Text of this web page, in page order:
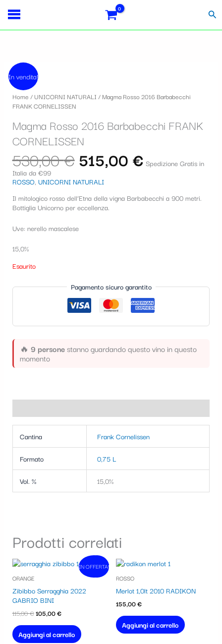
contenuto
In vendita!
Home /UNICORNI NATURALI / Magma Rosso 2016 Barbabecchi
FRANK CORNELISSEN
Magma Rosso 2016 Barbabecchi FRANK
CORNELISSEN
530,00€
originale
era:530,00 €.
515,00 €
attuale
è:
515,00 €.
Spedizione Gratis in
Italia da €99
ROSSO, UNICORNI NATURALI
Il mitologico rosso dell’Etna della vigna Barbabecchi a 900 metri.
Bottiglia Unicorno per eccellenza.
Uve: nerello mascalese
15,0%
Esaurito
Pagamento sicuro garantito
🔥 9 personestanno guardando questo vino in questo
momento
Cantina Frank Cornelissen
Formato 0,75 L
Vol. % 15,0%
Prodotti correlati
In vendita!
IN OFFERTA!
ORANGE
Zibibbo Serragghia 2022
GABRIO BINI
115,00€
Il
era:
115,00 €.
105,00€
Il
prezzo
è:
Aggiungi al carrello
ROSSO
Merlot 1,0lt 2010 RADIKON
155,00€
Aggiungi al carrello
S
z
i
o
n
a
c
a
t
e
a